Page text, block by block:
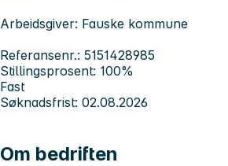
Arbeidsgiver: Fauske kommune
Referansenr.: 5151428985
Stillingsprosent: 100%
Fast
Søknadsfrist: 02.08.2026
Om bedriften